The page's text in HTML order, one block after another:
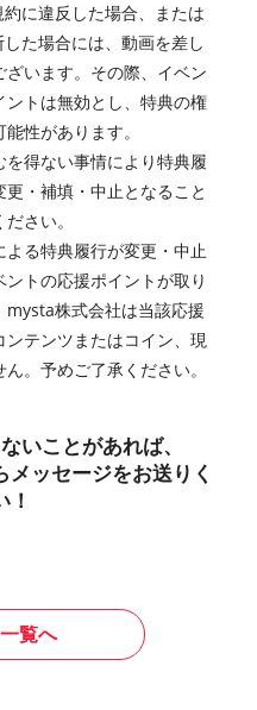
に違反した場合、または
た場合には、動画を差し
います。その際、イベン
ントは無効とし、特典の権
性があります。
得ない事情により特典履
・補填・中止となること
さい。
る特典履行が変更・中止
トの応援ポイントが取り
株式会社は当該応援
テンツまたはコイン、現
。予めご了承ください。
いことがあれば、
ッセージをお送りく
！
覧へ